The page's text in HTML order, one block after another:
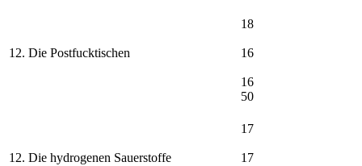
12. Die Postfucktischen
18
16
16
50
12. Die hydrogenen Sauerstoffe
17
17